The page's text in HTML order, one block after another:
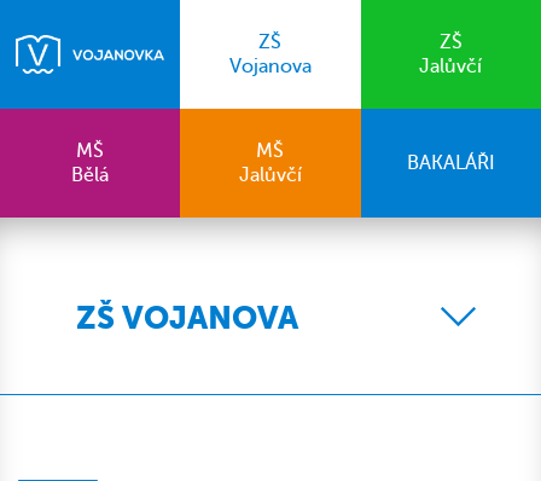
ZŠ
Vojanova
ZŠ
Jalůvčí
MŠ
Bělá
MŠ
Jalůvčí
BAKALÁŘI
ZŠ VOJANOVA